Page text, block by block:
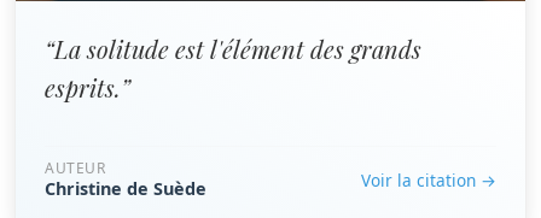
“La solitude est l'élément des grands
esprits.”
AUTEUR
Christine de Suède Voir la citation →